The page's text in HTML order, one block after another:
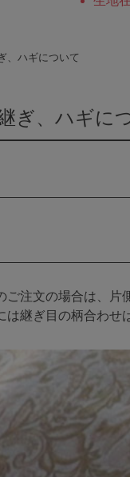
、ハギについて
ぎ、ハギに
ご注文の場合は、片
は継ぎ目の柄合わせ